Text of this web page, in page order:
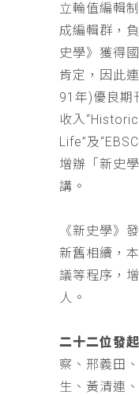
立輪值編輯
成編輯群，
史學》獲得
肯定，因此
91年)優良期
收入
Life”及
增辦「新史
講。
《新史學》
新舊相續，
議等程序，
人。
二十二位發
察、邢義田
生、黃清連